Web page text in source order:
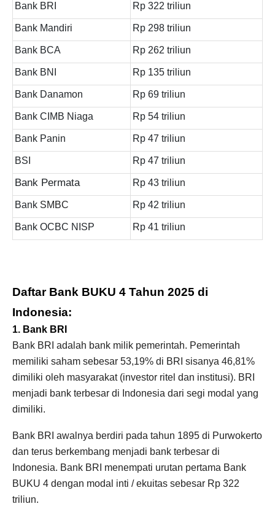
Bank BRI Rp 322 triliun
Bank Mandiri Rp 298 triliun
Bank BCA Rp 262 triliun
Bank BNI Rp 135 triliun
Bank Danamon Rp 69 triliun
Bank CIMB Niaga Rp 54 triliun
Bank Panin Rp 47 triliun
BSI Rp 47 triliun
Bank Permata Rp 43 triliun
Bank SMBC Rp 42 triliun
Bank OCBC NISP Rp 41 triliun
Daftar Bank BUKU 4 Tahun 2025 di
Indonesia:
1. Bank BRI
Bank BRI adalah bank milik pemerintah. Pemerintah
memiliki saham sebesar 53,19% di BRI sisanya 46,81%
dimiliki oleh masyarakat (investor ritel dan institusi). BRI
menjadi bank terbesar di Indonesia dari segi modal yang
dimiliki.
Bank BRI awalnya berdiri pada tahun 1895 di Purwokerto
dan terus berkembang menjadi bank terbesar di
Indonesia. Bank BRI menempati urutan pertama Bank
BUKU 4 dengan modal inti / ekuitas sebesar Rp 322
triliun.